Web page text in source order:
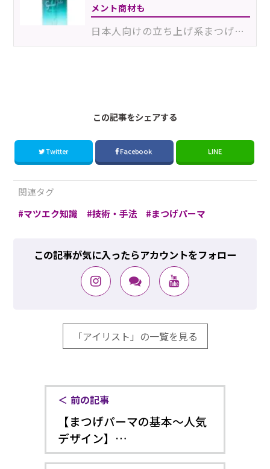
メント商材も
日本人向けの立ち上げ系まつげパーマとして高い人気を誇る“パリジェンヌラッシュリフト”。一方で、秋から…
この記事をシェアする
Twitter Facebook LINE
関連タグ
マツエク知識
技術・手法 まつげパーマ
この記事が気に入ったらアカウントをフォロー
「アイリスト」の一覧を見る
前の記事
【まつげパーマの基本～人気
デザイン】…